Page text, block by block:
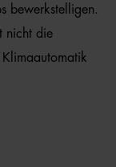
bewerkstelligen.
nicht die